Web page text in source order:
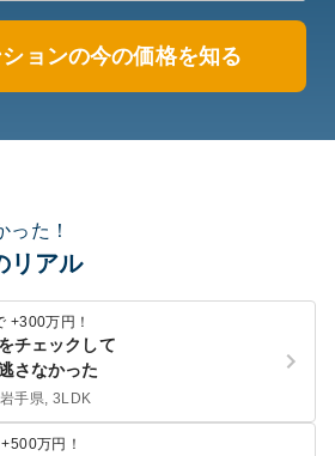
ョンの今の価格を知る
った！
リアル
+300万円！
チェックして
さなかった
手県, 3LDK
万円！